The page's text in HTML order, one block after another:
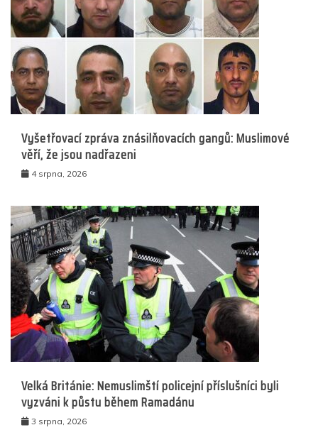
Vyšetřovací zpráva znásilňovacích gangů: Muslimové
věří, že jsou nadřazeni
4 srpna, 2026
Velká Británie: Nemuslimští policejní příslušníci byli
vyzváni k půstu během Ramadánu
3 srpna, 2026